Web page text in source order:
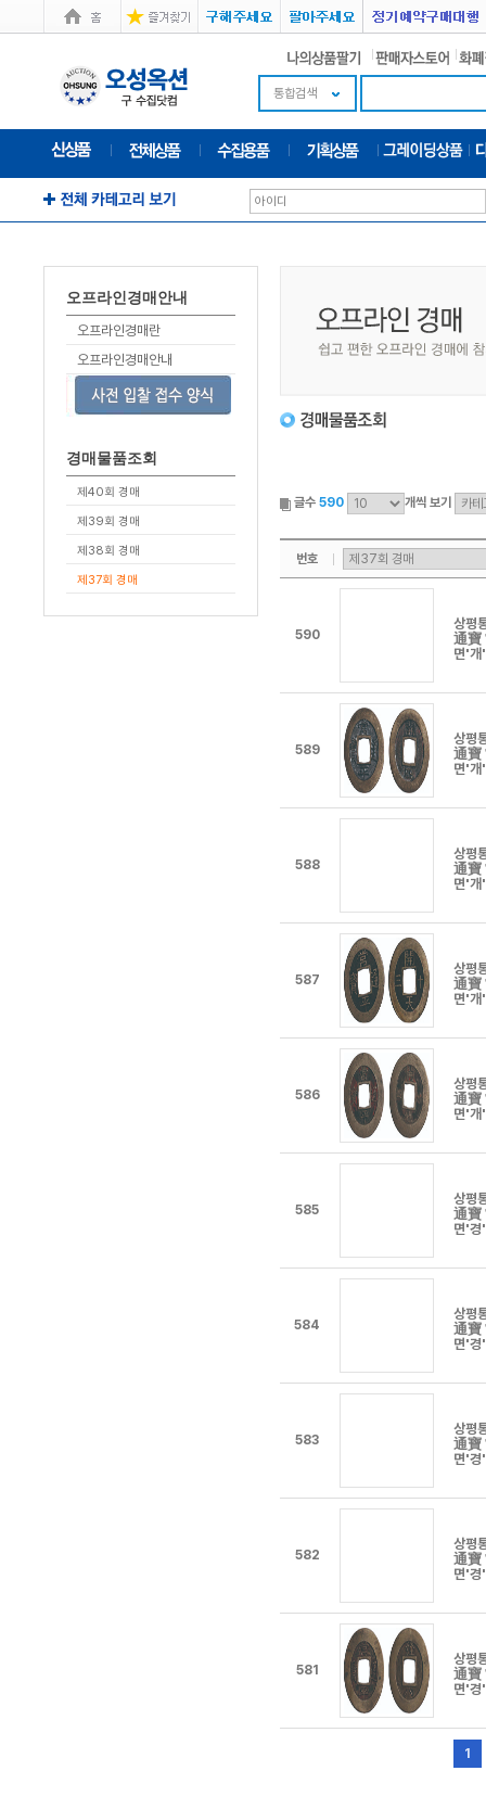
통합검색
오프라인경매안내
오프라인경매란
오프라인경매안내
경매물품조회
제40회 경매
제39회 경매
제38회 경매
제37회 경매
글수 590 개씩 보기
번호
590
상평
通寶
면'
589
상평
通寶
면'
588
상평
通寶
면'
587
상평
通寶
면'
586
상평
通寶
면'
585
상평
通寶
면'
584
상평
通寶
면'
583
상평
通寶
면'
582
상평
通寶
면'
581
상평
通寶
면'
1